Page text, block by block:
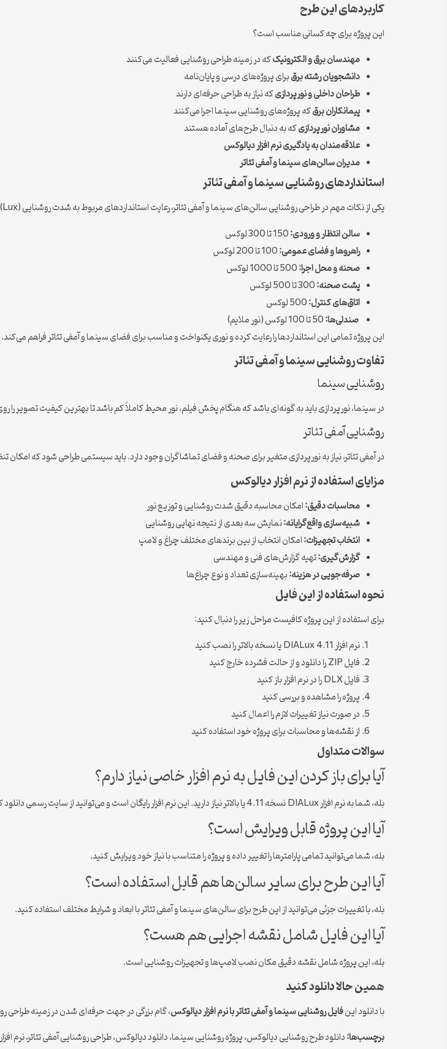
کاربردهای این طرح
این پروژه برای چه کسانی مناسب است؟
مهندسان برق و الکترونیککه در زمینه طراحی روشنایی فعالیت می‌کنند
دانشجویان رشته برقبرای پروژه‌های درسی و پایان‌نامه
طراحان داخلی و نورپردازیکه نیاز به طراحی حرفه‌ای دارند
پیمانکاران برقکه پروژه‌های روشنایی سینما اجرا می‌کنند
مشاوران نورپردازیکه به دنبال طرح‌های آماده هستند
علاقه‌مندان به یادگیری نرم افزار دیالوکس
مدیران سالن‌های سینما و آمفی تئاتر
استانداردهای روشنایی سینما و آمفی تئاتر
یکی از نکات مهم در طراحی روشنایی سالن‌های سینما و آمفی تئاتر، رعایت استانداردهای مربوط به شدت روشنایی (Lux) است:
سالن انتظار و ورودی:
راهروها و فضای عمومی:
صحنه و محل اجرا:
پشت صحنه:
اتاق‌های کنترل:
صندلی‌ها:
این پروژه تمامی این استانداردها را رعایت کرده و نوری یکنواخت و مناسب برای فضای سینما و آمفی تئاتر فراهم می‌کند.
تفاوت روشنایی سینما و آمفی تئاتر
روشنایی سینما
در سینما، نورپردازی باید به گونه‌ای باشد که هنگام پخش فیلم، نور محیط کاملاً کم باشد تا بهترین کیفیت تصویر
روشنایی آمفی تئاتر
در آمفی تئاتر، نیاز به نورپردازی متغیر برای صحنه و فضای تماشاگران وجود دارد. باید سیستمی طراحی شود که
مزایای استفاده از نرم افزار دیالوکس
محاسبات دقیق:امکان محاسبه دقیق شدت روشنایی و توزیع نور
شبیه‌سازی واقع‌گرایانه:نمایش سه بعدی از نتیجه نهایی روشنایی
انتخاب تجهیزات:امکان انتخاب از بین برندهای مختلف چراغ و لامپ
گزارش‌گیری:تهیه گزارش‌های فنی و مهندسی
صرفه‌جویی در هزینه:بهینه‌سازی تعداد و نوع چراغ‌ها
نحوه استفاده از این فایل
برای استفاده از این پروژه کافیست مراحل زیر را دنبال کنید:
نرم افزار DIALux 4.11 یا نسخه بالاتر را نصب کنید
فایل ZIP را دانلود و از حالت فشرده خارج کنید
فایل DLX را در نرم افزار باز کنید
پروژه را مشاهده و بررسی کنید
در صورت نیاز تغییرات لازم را اعمال کنید
از نقشه‌ها و محاسبات برای پروژه خود استفاده کنید
سوالات متداول
آیا برای باز کردن این فایل به نرم افزار خاصی نیاز دارم؟
بله، شما به نرم افزار DIALux نسخه 4.11 یا بالاتر نیاز دارید. این نرم افزار رایگان است و می‌توانید از سایت رسمی دانلود کنید.
آیا این پروژه قابل ویرایش است؟
بله، شما می‌توانید تمامی پارامترها را تغییر داده و پروژه را متناسب با نیاز خود ویرایش کنید.
آیا این طرح برای سایر سالن‌ها هم قابل استفاده است؟
بله، با تغییرات جزئی می‌توانید از این طرح برای سالن‌های سینما و آمفی تئاتر با ابعاد و شرایط مختلف استفاده کنید.
آیا این فایل شامل نقشه اجرایی هم هست؟
بله، این پروژه شامل نقشه دقیق مکان نصب لامپ‌ها و تجهیزات روشنایی است.
همین حالا دانلود کنید
با دانلود اینفایل روشنایی سینما و آمفی تئاتر با نرم افزار دیالوکس، گام بزرگی در جهت حرفه‌ای شدن در زمینه طراحی
برچسب‌ها:دانلود طرح روشنایی دیالوکس، پروژه روشنایی سینما، دانلود دیالوکس، طراحی روشنایی آمفی تئاتر، نرم افزار Dialux، پروژه آماده برق، روشنایی سالن نمایش